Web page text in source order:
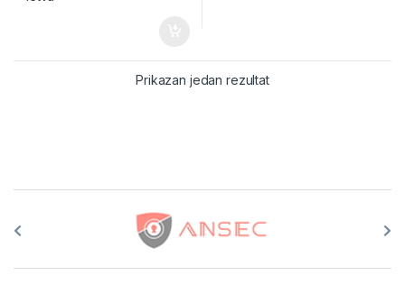
Prikazan jedan rezultat
Brands Carousel